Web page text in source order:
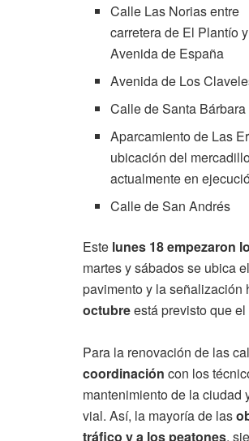
Calle Las Norias entre
carretera de El Plantío y
Avenida de España
Avenida de Los
Calle de Santa Bárbara
Aparcamiento de Las
ubicación del
actualmente en
Calle de San Andrés
Este lunes 18 empezaron
martes y sábados se ubica el
pavimento y la señalización
octubreestá previsto que
Para la renovación de las
coordinación con los
mantenimiento de la
vial. Así, la mayoría de las
tráfico y a los peatones,